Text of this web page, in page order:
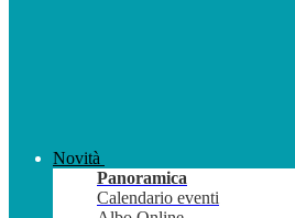
Novità
Panoramica
Calendario eventi